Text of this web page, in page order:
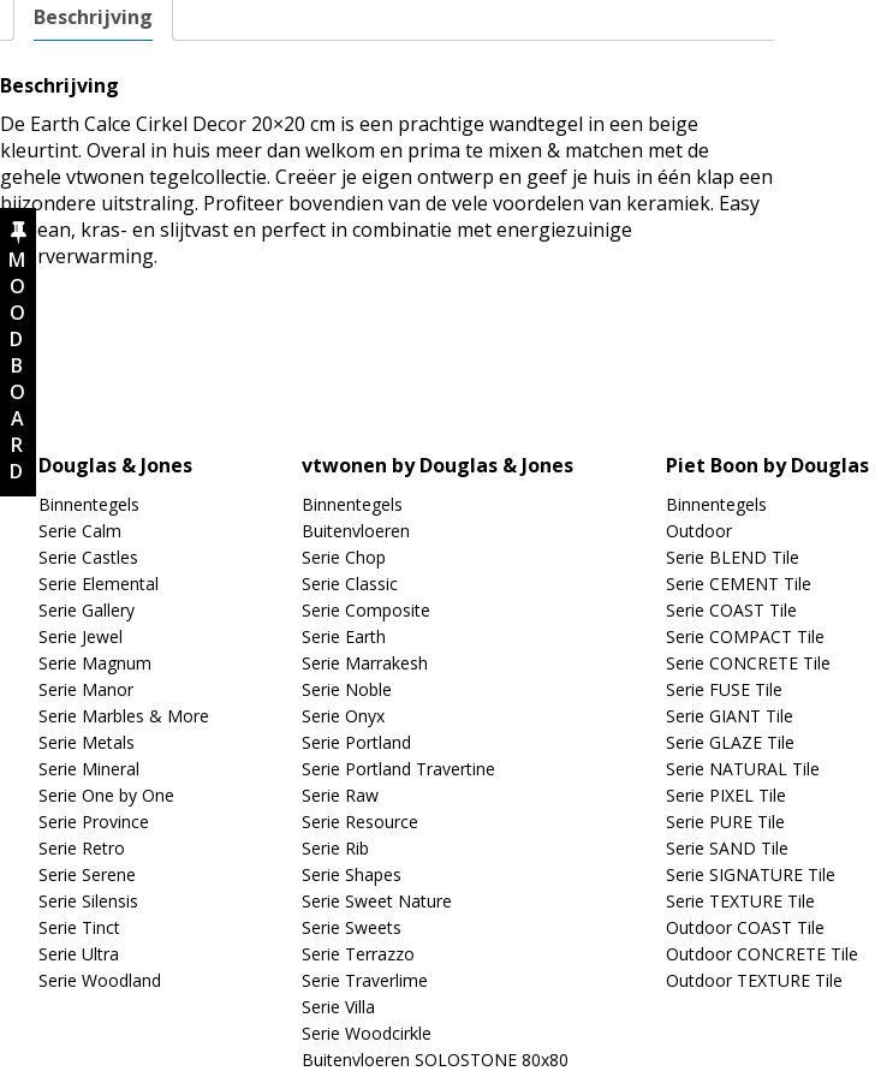
Beschrijving
Beschrijving
De Earth Calce Cirkel Decor 20×20 cm is een prachtige wandtegel in een beige
kleurtint. Overal in huis meer dan welkom en prima te mixen & matchen met de
gehele vtwonen tegelcollectie. Creëer je eigen ontwerp en geef je huis in één klap een
bijzondere uitstraling. Profiteer bovendien van de vele voordelen van keramiek. Easy
to clean, kras- en slijtvast en perfect in combinatie met energiezuinige
vloerverwarming.
Douglas & Jones
Binnentegels
Serie Calm
Serie Castles
Serie Elemental
Serie Gallery
Serie Jewel
Serie Magnum
Serie Manor
Serie Marbles & More
Serie Metals
Serie Mineral
Serie One by One
Serie Province
Serie Retro
Serie Serene
Serie Silensis
Serie Tinct
Serie Ultra
Serie Woodland
vtwonen by Douglas & Jones
Binnentegels
Buitenvloeren
Serie Chop
Serie Classic
Serie Composite
Serie Earth
Serie Marrakesh
Serie Noble
Serie Onyx
Serie Portland
Serie Portland Travertine
Serie Raw
Serie Resource
Serie Rib
Serie Shapes
Serie Sweet Nature
Serie Sweets
Serie Terrazzo
Serie Traverlime
Serie Villa
Serie Woodcirkle
Buitenvloeren SOLOSTONE 80x80
Piet Boon by Douglas
Binnentegels
Outdoor
Serie BLEND Tile
Serie CEMENT Tile
Serie COAST Tile
Serie COMPACT Tile
Serie CONCRETE Tile
Serie FUSE Tile
Serie GIANT Tile
Serie GLAZE Tile
Serie NATURAL Tile
Serie PIXEL Tile
Serie PURE Tile
Serie SAND Tile
Serie SIGNATURE Tile
Serie TEXTURE Tile
Outdoor COAST Tile
Outdoor CONCRETE Tile
Outdoor TEXTURE Tile
MOODBOARD